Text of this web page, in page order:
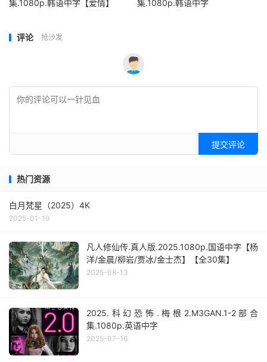
集.1080p.韩语中字【爱情】
集.1080p.韩语中字
评论 抢沙发
提交评论
热门资源
白月梵星（2025）4K
2025-01-19
凡人修仙传.真人版.2025.1080p.国语中字【杨
洋/金晨/柳岩/贾冰/金士杰】【全30集】
2025-08-13
2025.科幻恐怖.梅根2.M3GAN.1-2部合
集.1080p.英语中字
2025-07-16